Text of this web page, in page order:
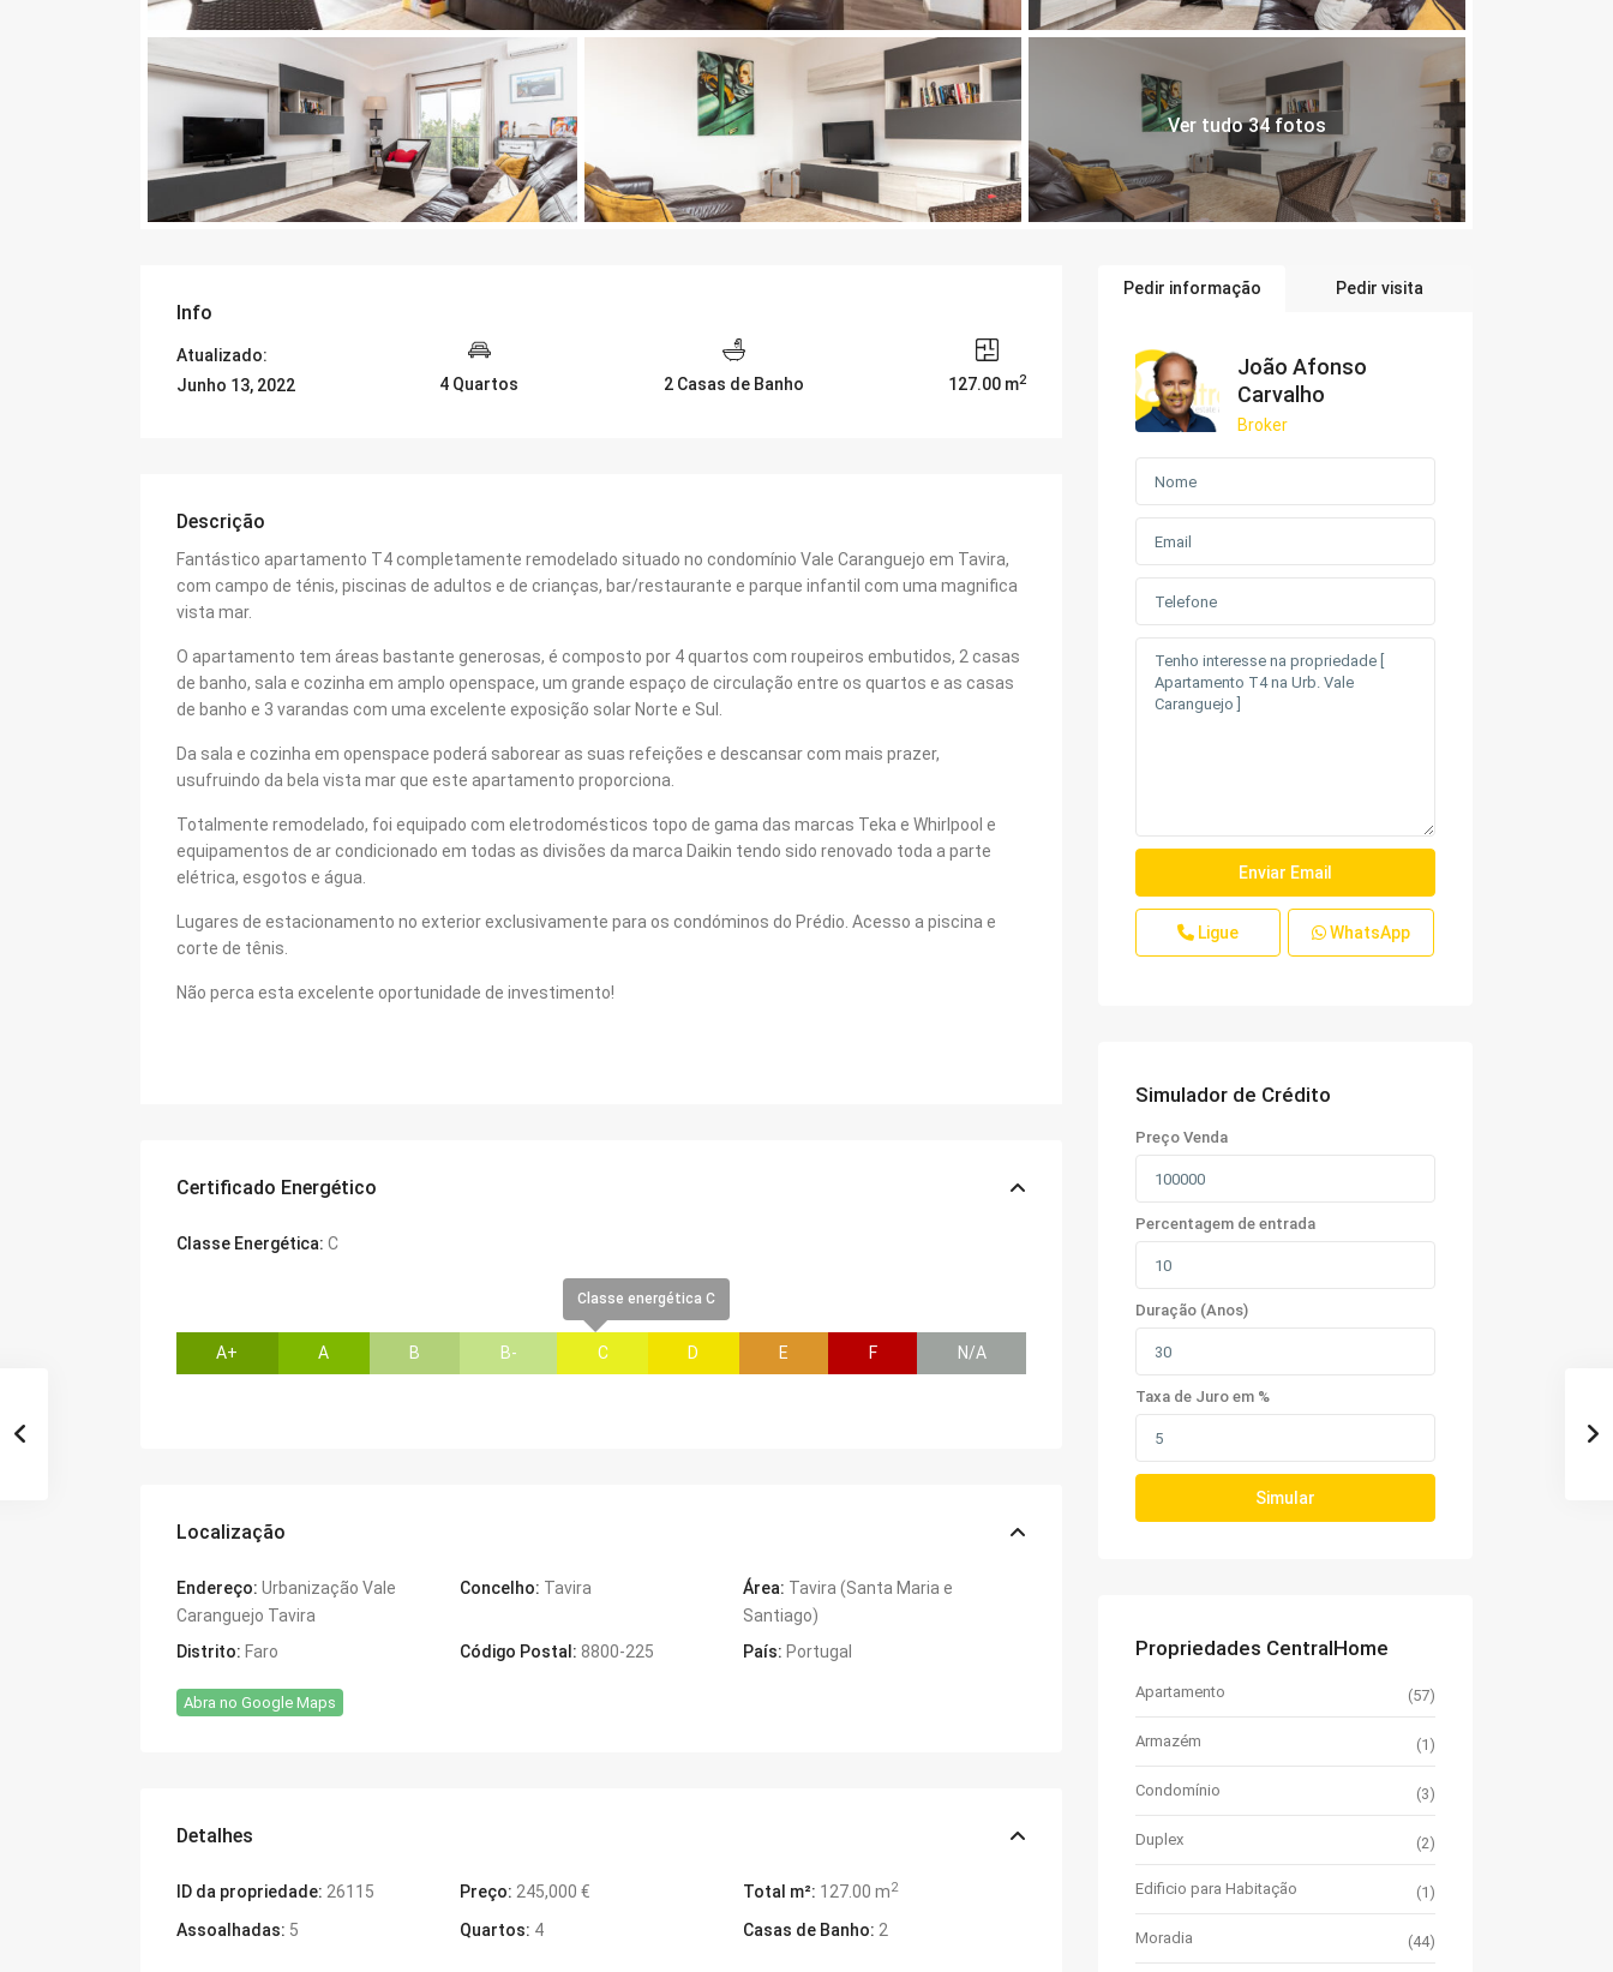
Ver tudo 34 fotos
Info
Atualizado:
Junho 13, 2022
4 Quartos 2 Casas de Banho 127.00 m2
Descrição
Fantástico apartamento T4 completamente remodelado situado no condomínio Vale Caranguejo em Tavira,
com campo de ténis, piscinas de adultos e de crianças, bar/restaurante e parque infantil com uma magnifica
vista mar.
O apartamento tem áreas bastante generosas, é composto por 4 quartos com roupeiros embutidos, 2 casas
de banho, sala e cozinha em amplo openspace, um grande espaço de circulação entre os quartos e as casas
de banho e 3 varandas com uma excelente exposição solar Norte e Sul.
Da sala e cozinha em openspace poderá saborear as suas refeições e descansar com mais prazer,
usufruindo da bela vista mar que este apartamento proporciona.
Totalmente remodelado, foi equipado com eletrodomésticos topo de gama das marcas Teka e Whirlpool e
equipamentos de ar condicionado em todas as divisões da marca Daikin tendo sido renovado toda a parte
elétrica, esgotos e água.
Lugares de estacionamento no exterior exclusivamente para os condóminos do Prédio. Acesso a piscina e
corte de tênis.
Não perca esta excelente oportunidade de investimento!
Certificado Energético
Classe Energética: C
A+ A B B-
Classe energética C
C D E F N/A
Localização
Endereço: Urbanização Vale
Caranguejo Tavira
Concelho: Tavira Área: Tavira (Santa Maria e
Santiago)
Distrito: Faro Código Postal: 8800-225 País: Portugal
Abra no Google Maps
Detalhes
ID da propriedade: 26115 Preço: 245,000 € Total m²: 127.00 m2
Assoalhadas: 5 Quartos: 4 Casas de Banho: 2
Pedir informação Pedir visita
João Afonso
Carvalho
Broker
Ligue WhatsApp
Simulador de Crédito
Preço Venda
Percentagem de entrada
Duração (Anos)
Taxa de Juro em %
Simular
Propriedades CentralHome
Apartamento (57)
Armazém (1)
Condomínio (3)
Duplex (2)
Edificio para Habitação (1)
Moradia (44)